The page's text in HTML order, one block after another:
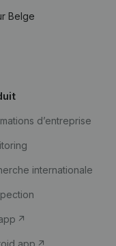
Belge
d’entreprise
internationale
app